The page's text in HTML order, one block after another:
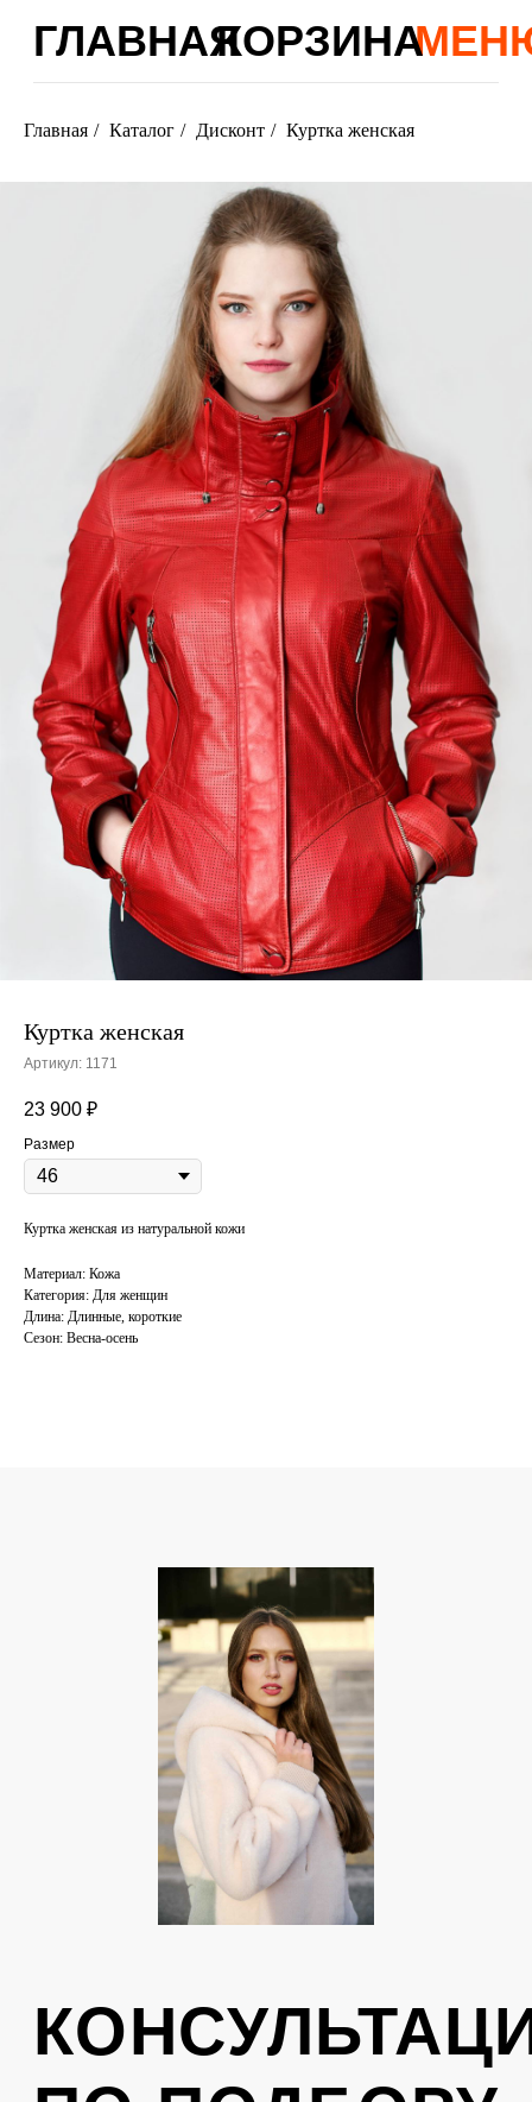
ГЛАВНАЯ МЕНЮ
КОРЗИНА
Главная / Каталог / Дисконт / Куртка женская
Куртка женская
Артикул: 1171
23 900 ₽
Размер
Куртка женская из натуральной кожи
Материал: Кожа
Категория: Для женщин
Длина: Длинные, короткие
Сезон: Весна-осень
ОДЕЖДЫ
Поможем подобрать одежду под ваш
стиль. Оставьте свой номер телефона,
вам перезвонит консультант
Нажимая на кнопку, вы соглашаетесь с
политикой обработки персональных
Отправить
КОНТАКТЫ